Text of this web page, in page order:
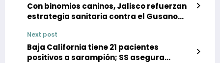
Con binomios caninos, Jalisco refuerzan
estrategia sanitaria contra el Gusano
Next post
Baja California tiene 21 pacientes
positivos a sarampión; SS asegura